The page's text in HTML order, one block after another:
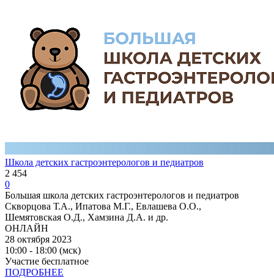
Школа детских гастроэнтерологов и педиатров
2 454
0
Большая школа детских гастроэнтерологов и педиатров
Скворцова Т.А., Ипатова М.Г., Евлашева О.О.,
Шемятовская О.Д., Хамзина Д.А. и др.
ОНЛАЙН
28 октября 2023
10:00 - 18:00 (мск)
Участие бесплатное
ПОДРОБНЕЕ